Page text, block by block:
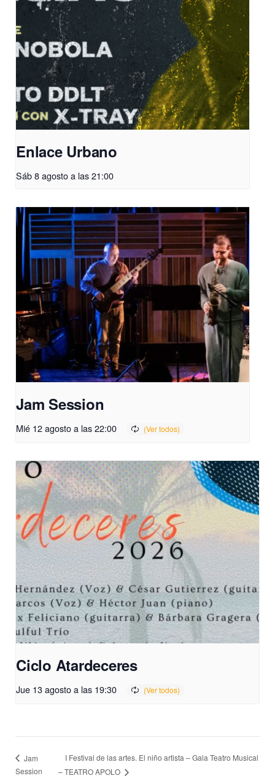
Enlace Urbano
Sáb 8 agosto a las 21:00
Jam Session
Mié 12 agosto a las 22:00
Ciclo Atardeceres
Jue 13 agosto a las 19:30
Jam
Session
I Festival de las artes. El niño artista – Gala Teatro Musical
– TEATRO APOLO